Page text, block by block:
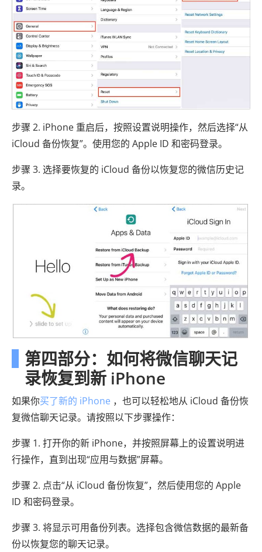
步骤 2. iPhone 重启后，按照设置说明操作，然后选择“从
iCloud 备份恢复”。使用您的 Apple ID 和密码登录。
步骤 3. 选择要恢复的 iCloud 备份以恢复您的微信历史记
录。
第四部分：如何将微信聊天记
录恢复到新 iPhone
如果你买了新的 iPhone ，也可以轻松地从 iCloud 备份恢
复微信聊天记录。请按照以下步骤操作：
步骤 1. 打开你的新 iPhone，并按照屏幕上的设置说明进
行操作，直到出现“应用与数据”屏幕。
步骤 2. 点击“从 iCloud 备份恢复”，然后使用您的 Apple
ID 和密码登录。
步骤 3. 将显示可用备份列表。选择包含微信数据的最新备
份以恢复您的聊天记录。